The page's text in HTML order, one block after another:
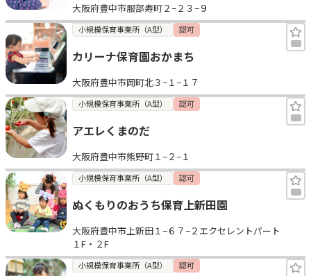
大阪府豊中市服部寿町２−２３−９
小規模保育事業所（A型） 認可
カリーナ保育園おかまち
大阪府豊中市岡町北３−１−１７
小規模保育事業所（A型） 認可
アエレくまのだ
大阪府豊中市熊野町１−２−１
小規模保育事業所（A型） 認可
ぬくもりのおうち保育上新田園
大阪府豊中市上新田１−６７−２エクセレントパート
１F・２F
小規模保育事業所（A型） 認可